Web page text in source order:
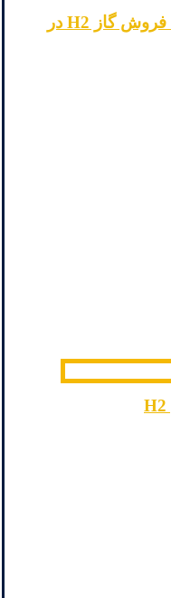
فروش گاز هیدروژن در اصفهان | فروش گاز H2 در